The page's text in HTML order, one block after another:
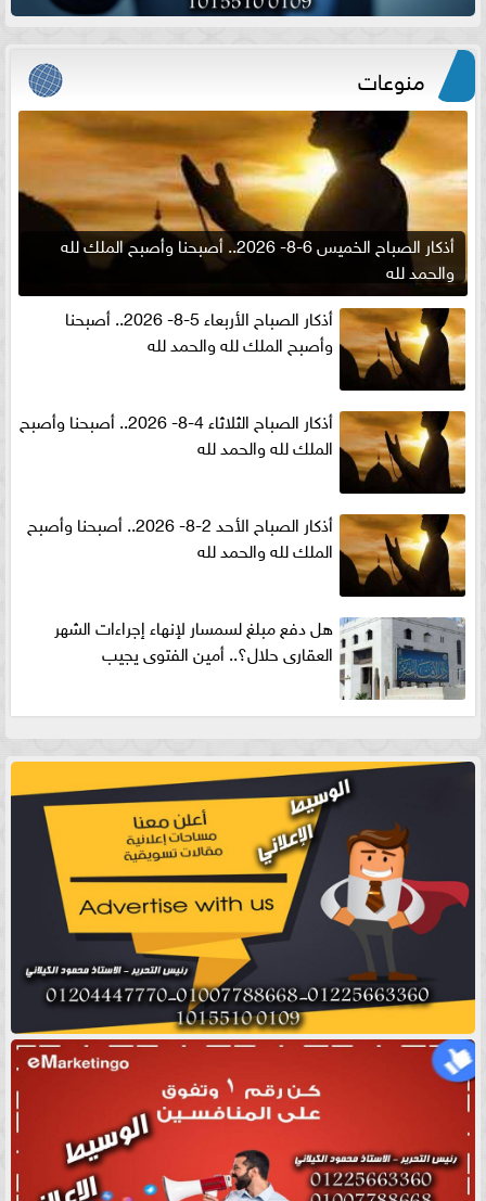
منوعات
أذكار الصباح الخميس 6-8- 2026.. أصبحنا وأصبح الملك لله
والحمد لله
أذكار الصباح الأربعاء 5-8- 2026.. أصبحنا
وأصبح الملك لله والحمد لله
أذكار الصباح الثلاثاء 4-8- 2026.. أصبحنا وأصبح
الملك لله والحمد لله
أذكار الصباح الأحد 2-8- 2026.. أصبحنا وأصبح
الملك لله والحمد لله
هل دفع مبلغ لسمسار لإنهاء إجراءات الشهر
العقارى حلال؟.. أمين الفتوى يجيب